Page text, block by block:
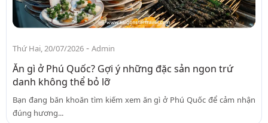
Thứ Hai, 20/07/2026 - Admin
Ăn gì ở Phú Quốc? Gợi ý những đặc sản ngon trứ
danh không thể bỏ lỡ
Bạn đang băn khoăn tìm kiếm xem ăn gì ở Phú Quốc để cảm nhận
đúng hương...